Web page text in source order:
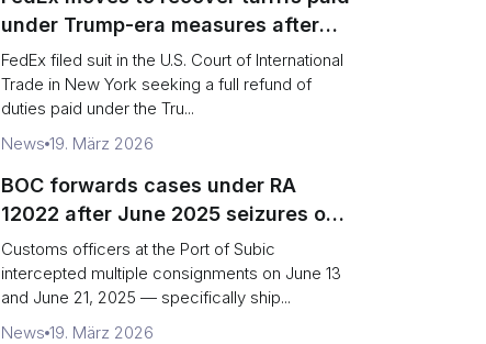
under Trump-era measures after
Supreme Court decision
FedEx filed suit in the U.S. Court of International
Trade in New York seeking a full refund of
duties paid under the Tru...
News 19. März 2026
BOC forwards cases under RA
12022 after June 2025 seizures of
onions, carrots and mackerel
Customs officers at the Port of Subic
intercepted multiple consignments on June 13
and June 21, 2025 — specifically ship...
News 19. März 2026